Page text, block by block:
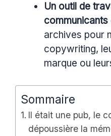
Un outil de
communicants
archives pour
copywriting,
marque ou
Sommaire
Il était une pub, le
dépoussière la